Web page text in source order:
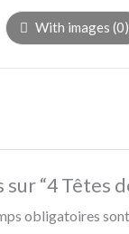
With images (0)
“4
obligatoires